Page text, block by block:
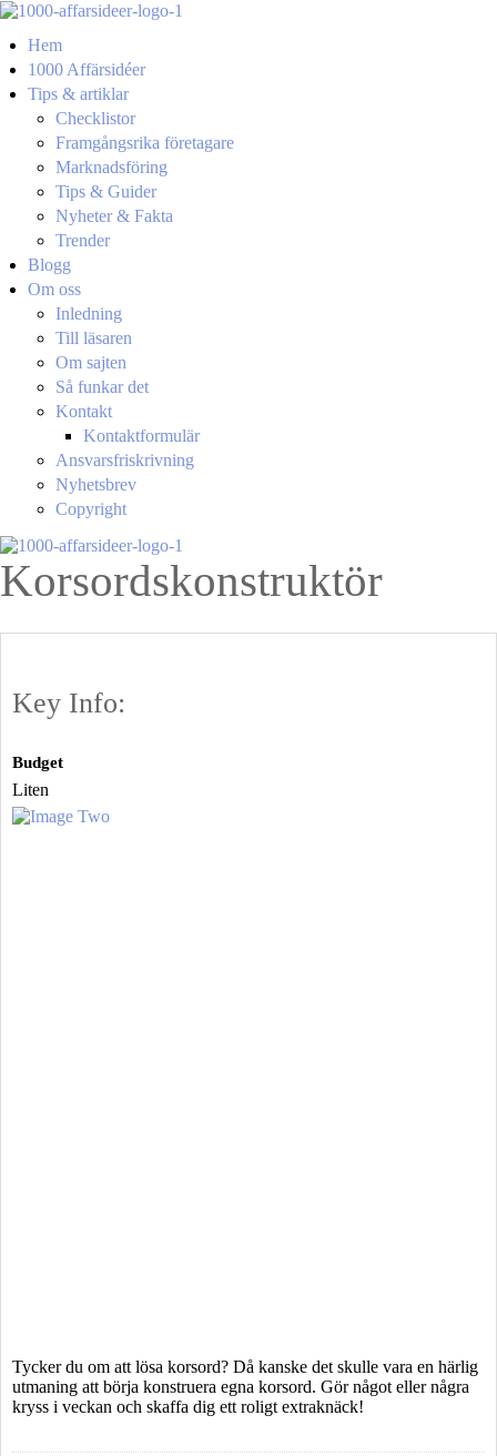
Hem
1000 Affärsidéer
Tips & artiklar
Checklistor
Framgångsrika företagare
Marknadsföring
Tips & Guider
Nyheter & Fakta
Trender
Blogg
Om oss
Inledning
Till läsaren
Om sajten
Så funkar det
Kontakt
Kontaktformulär
Ansvarsfriskrivning
Nyhetsbrev
Copyright
Korsordskonstruktör
Key Info:
Budget
Liten
Tycker du om att lösa korsord? Då kanske det skulle vara en härlig
utmaning att börja konstruera egna korsord. Gör något eller några
kryss i veckan och skaffa dig ett roligt extraknäck!